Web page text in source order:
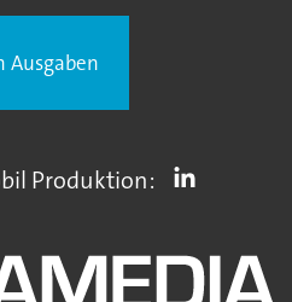
Ausgaben
Produktion: